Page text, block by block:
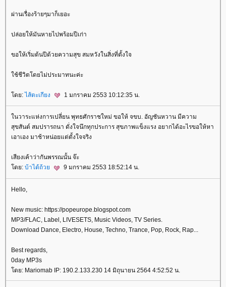
ผ่านเรื่องร้ายๆมาก็เยอะ
ปล่อยให้มันหายไปพร้อมปีเก่า
ขอให้เริ่มต้นปีด้วยความสุข สมหวังในสิ่งที่ตั้งใจ
ช้ชีวิตโดยไม่ประมาทนะค่ะ
ดย: ไส้ตะเกียง 1 มกราคม 2553 10:12:35 น.
นวาระแห่งการเปลี่ยน พุทธศักราชใหม่ ขอให้ จขบ. อัญชันหวาน มีความ
สุขสันต์ สมปรารถนา ดั่งใจนึกทุกประการ สุขภาพแข็งแรง อยากได้อะไรขอให้หา
เอาเอง มาช้าหน่อยแต่ตั้งใจจริง
เสียงเค้าว่ากันพรรณนั้น จ๊ะ
ดย: บ้าได้ถ้ว 9 มกราคม 2553 18:52:14 น.
Hello,
New music: https://popeurope.blogspot.com
MP3/FLAC, Label, LIVESETS, Music Videos, TV Series.
Download Dance, Electro, House, Techno, Trance, Pop, Rock, Rap...
Best regards,
0day MP3s
ดย: Mariomab IP: 190.2.133.230 14 มิถุนายน 2564 4:52:52 น.